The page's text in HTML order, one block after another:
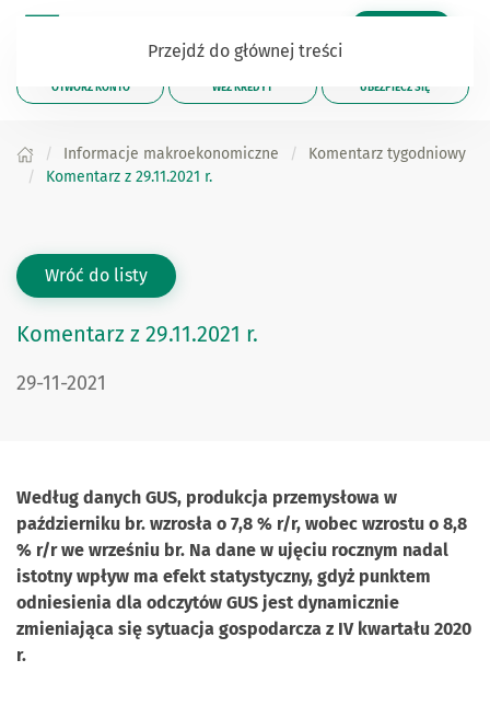
Przejdź do głównej treści
OTWÓRZ KONTO WEŹ KREDYT UBEZPIECZ SIĘ
Informacje makroekonomiczne
Komentarz tygodniowy
Komentarz z 29.11.2021 r.
Wróć do listy
Komentarz z 29.11.2021 r.
29-11-2021
Według danych GUS, produkcja przemysłowa w
październiku br. wzrosła o 7,8 % r/r, wobec wzrostu o 8,8
% r/r we wrześniu br. Na dane w ujęciu rocznym nadal
istotny wpływ ma efekt statystyczny, gdyż punktem
odniesienia dla odczytów GUS jest dynamicznie
zmieniająca się sytuacja gospodarcza z IV kwartału 2020
r.